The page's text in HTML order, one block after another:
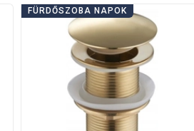
FÜRDŐSZOBA NAPOK